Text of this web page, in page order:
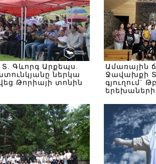
Տ. Գևորգ Արքեպս.
ներկա
Թորիայի տոնին
Ամառային
Ջավախքի
գյուղում`